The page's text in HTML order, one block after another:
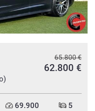
65.800 €
62.800 €
69.900 5